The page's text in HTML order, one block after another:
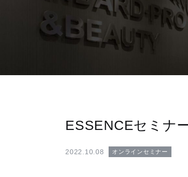
ESSENCEセミナ
2022.10.08 オンラインセミナー